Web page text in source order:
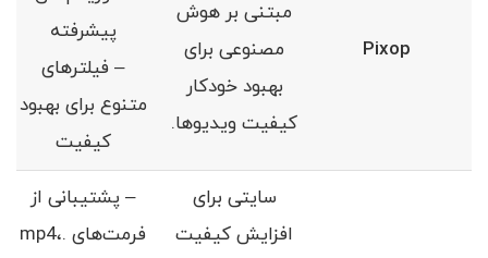
Pixop
مبتنی بر هوش
مصنوعی برای
بهبود خودکار
کیفیت ویدیوها.
پیشرفته
– فیلترهای
متنوع برای بهبود
کیفیت
سایتی برای
افزایش کیفیت
– پشتیبانی از
فرمت‌های .mp4،